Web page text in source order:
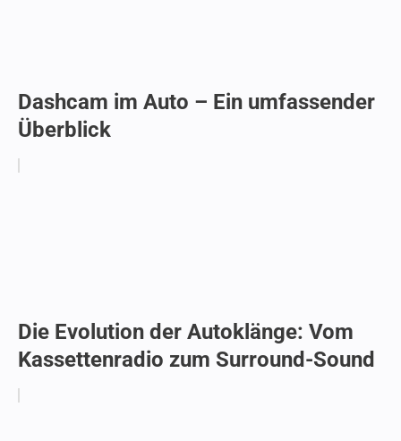
Dashcam im Auto – Ein umfassender
Überblick
Die Evolution der Autoklänge: Vom
Kassettenradio zum Surround-Sound